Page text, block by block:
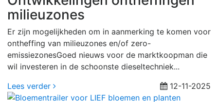
milieuzones
Er zijn mogelijkheden om in aanmerking te komen voor
ontheffing van milieuzones en/of zero-
emissiezonesGoed nieuws voor de marktkoopman die
wil investeren in de schoonste dieseltechniek...
Lees verder
12-11-2025